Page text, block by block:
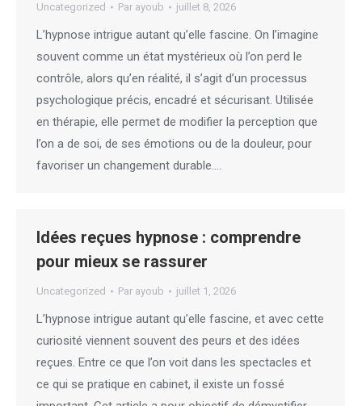
Uncategorized Par ayoub juillet 8, 2026
L’hypnose intrigue autant qu’elle fascine. On l’imagine
souvent comme un état mystérieux où l’on perd le
contrôle, alors qu’en réalité, il s’agit d’un processus
psychologique précis, encadré et sécurisant. Utilisée
en thérapie, elle permet de modifier la perception que
l’on a de soi, de ses émotions ou de la douleur, pour
favoriser un changement durable.…
Idées reçues hypnose : comprendre
pour mieux se rassurer
Uncategorized Par ayoub juillet 1, 2026
L’hypnose intrigue autant qu’elle fascine, et avec cette
curiosité viennent souvent des peurs et des idées
reçues. Entre ce que l’on voit dans les spectacles et
ce qui se pratique en cabinet, il existe un fossé